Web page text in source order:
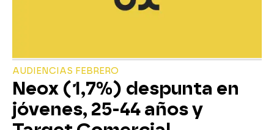
AUDIENCIAS FEBRERO
Neox (1,7%) despunta en
jóvenes, 25-44 años y